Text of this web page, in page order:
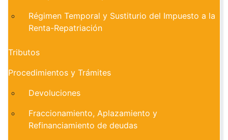
Régimen Temporal y Sustiturio del Impuesto a la
Renta-Repatriación
Tributos
Procedimientos y Trámites
Devoluciones
Fraccionamiento, Aplazamiento y
Refinanciamiento de deudas